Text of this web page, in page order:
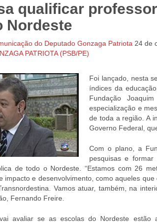
qualificar
Nordeste
do Deputado Gonzaga Patriota 24 de
PATRIOTA (PSB/PE)
Foi lançado, nesta
índices da
Fundação
especialização e
de toda a região. A
Governo Federal,
Com o plano, a
pesquisas e
de todo o Nordeste. “Estamos com 26
impacto e desenvolvimento, como aqueles
Vamos atuar, também, na
Fernando Freire.
avaliar se as escolas do Nordeste